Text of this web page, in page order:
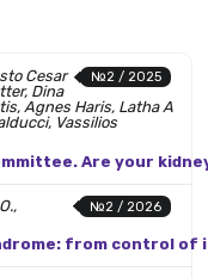
№2 / 2025
Cesar
Dina
Agnes Haris, Latha A
Vassilios
Are your
№2 / 2026
from control of